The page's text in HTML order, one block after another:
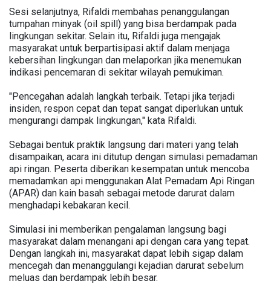
Sesi selanjutnya, Rifaldi membahas penanggulangan
tumpahan minyak (oil spill) yang bisa berdampak pada
lingkungan sekitar. Selain itu, Rifaldi juga mengajak
masyarakat untuk berpartisipasi aktif dalam menjaga
kebersihan lingkungan dan melaporkan jika menemukan
indikasi pencemaran di sekitar wilayah pemukiman.
"Pencegahan adalah langkah terbaik. Tetapi jika terjadi
insiden, respon cepat dan tepat sangat diperlukan untuk
mengurangi dampak lingkungan," kata Rifaldi.
Sebagai bentuk praktik langsung dari materi yang telah
disampaikan, acara ini ditutup dengan simulasi pemadaman
api ringan. Peserta diberikan kesempatan untuk mencoba
memadamkan api menggunakan Alat Pemadam Api Ringan
(APAR) dan kain basah sebagai metode darurat dalam
menghadapi kebakaran kecil.
Simulasi ini memberikan pengalaman langsung bagi
masyarakat dalam menangani api dengan cara yang tepat.
Dengan langkah ini, masyarakat dapat lebih sigap dalam
mencegah dan menanggulangi kejadian darurat sebelum
meluas dan berdampak lebih besar.